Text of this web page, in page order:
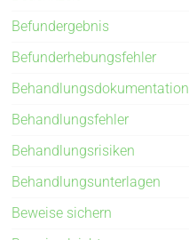
Befundergebnis
Befunderhebungsfehler
Behandlungsdokumentation
Behandlungsfehler
Behandlungsrisiken
Behandlungsunterlagen
Beweise sichern